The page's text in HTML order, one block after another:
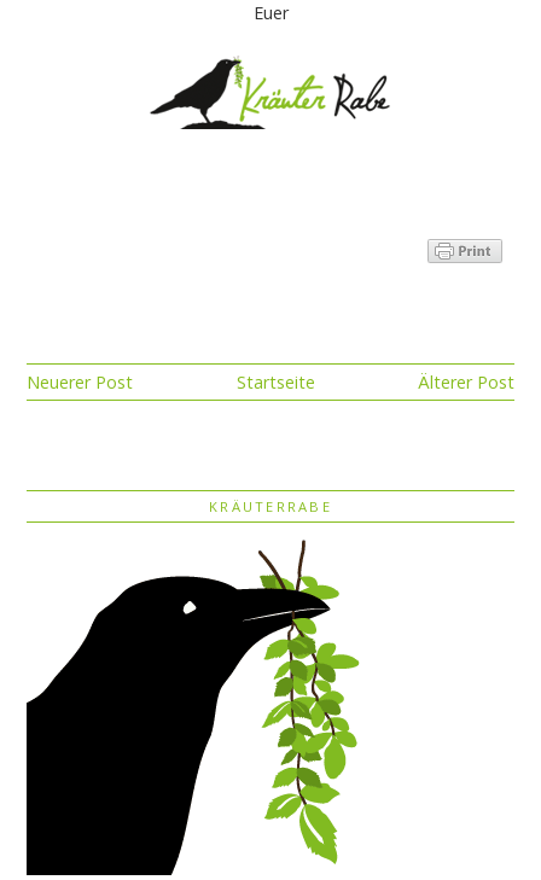
Euer
Neuerer Post Älterer Post
Startseite
KRÄUTERRABE